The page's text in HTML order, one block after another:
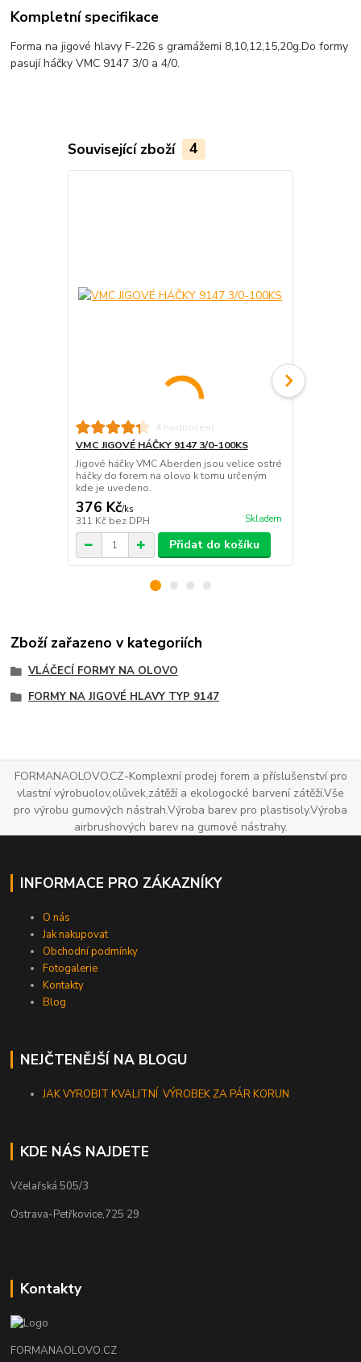
Kompletní specifikace
Forma na jigové hlavy F-226 s gramážemi 8,10,12,15,20g.Do formy
pasují háčky VMC 9147 3/0 a 4/0.
Související zboží 4
4 hodnocení
VMC JIGOVÉ HÁČKY 9147 3/0-100KS
Jigové háčky VMC Aberden jsou velice ostré
háčky do forem na olovo k tomu určeným
kde je uvedeno.
376 Kč/ks
311 Kč bez DPH Skladem
Přidat do košíku
Zboží zařazeno v kategoriích
VLÁČECÍ FORMY NA OLOVO
FORMY NA JIGOVÉ HLAVY TYP 9147
FORMANAOLOVO.CZ-Komplexní prodej forem a příslušenství pro
vlastní výrobuolov,olůvek,zátěží a ekologocké barvení zátěží.Vše
pro výrobu gumových nástrah.Výroba barev pro plastisoly.Výroba
airbrushových barev na gumové nástrahy.
INFORMACE PRO ZÁKAZNÍKY
O nás
Jak nakupovat
Obchodní podmínky
Fotogalerie
Kontakty
Blog
NEJČTENĚJŠÍ NA BLOGU
JAK VYROBIT KVALITNÍ VÝROBEK ZA PÁR KORUN
KDE NÁS NAJDETE
Včelařská 505/3
Ostrava-Petřkovice,725 29
Kontakty
FORMANAOLOVO.CZ